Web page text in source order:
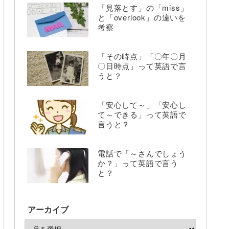
「見落とす」の「miss」
と「overlook」の違いを
考察
「その時点」「〇年〇月
〇日時点」って英語で言
うと？
「安心して～」「安心し
て～できる」って英語で
言うと？
電話で「～さんでしょう
か？」って英語で言う
と？
アーカイブ